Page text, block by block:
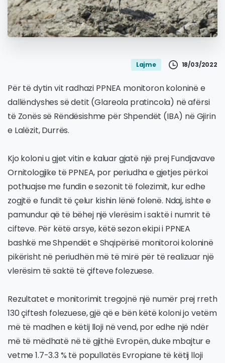
Lajme 18/03/2022
Për të dytin vit radhazi PPNEA monitoron koloninë e
dallëndyshes së detit (Glareola pratincola) në afërsi
të Zonës së Rëndësishme për Shpendët (IBA) në Gjirin
e Lalëzit, Durrës.
Kjo koloni u gjet vitin e kaluar gjatë një prej Fundjavave
Ornitologjike të PPNEA, por periudha e gjetjes përkoi
pothuajse me fundin e sezonit të folezimit, kur edhe
zogjtë e fundit të çelur kishin lënë folenë. Ndaj, ishte e
pamundur që të bëhej një vlerësim i saktë i numrit të
cifteve. Për këtë arsye, këtë sezon ekipi i PPNEA
bashkë me Shpendët e Shqipërisë monitoroi koloninë
pikërisht në periudhën më të mirë për të realizuar një
vlerësim të saktë të çifteve folezuese.
Rezultatet e monitorimit tregojnë një numër prej rreth
130 çiftesh folezuese, gjë që e bën këtë koloni jo vetëm
më të madhen e këtij lloji në vend, por edhe një ndër
më të mëdhatë në të gjithë Evropën, duke mbajtur e
vetme 1.7-3.3 % të popullatës Evropiane të këtij lloji